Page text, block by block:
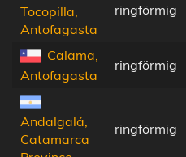
Tocopilla,
Antofagasta
ringförmig
Calama,
Antofagasta
ringförmig
Andalgalá,
Catamarca
ringförmig